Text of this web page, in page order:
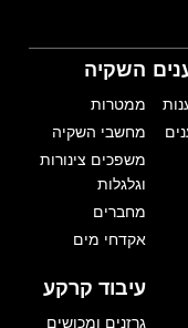
השקיה
ממטרות
מחשבי השקיה
משפכים צינורות
וגלגלות
מחברים
אקדחי מים
עיבוד קרקע
גרזנים ומכושים